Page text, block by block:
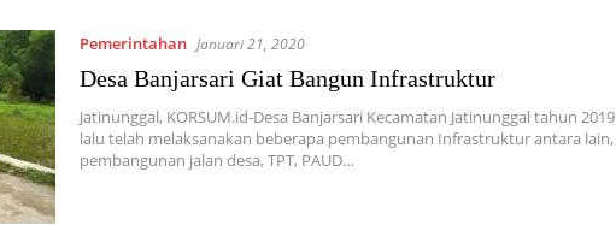
Pemerintahan Januari 21, 2020
Desa Banjarsari Giat Bangun Infrastruktur
Jatinunggal, KORSUM.id-Desa Banjarsari Kecamatan Jatinunggal tahun 2019
lalu telah melaksanakan beberapa pembangunan Infrastruktur antara lain,
pembangunan jalan desa, TPT, PAUD…